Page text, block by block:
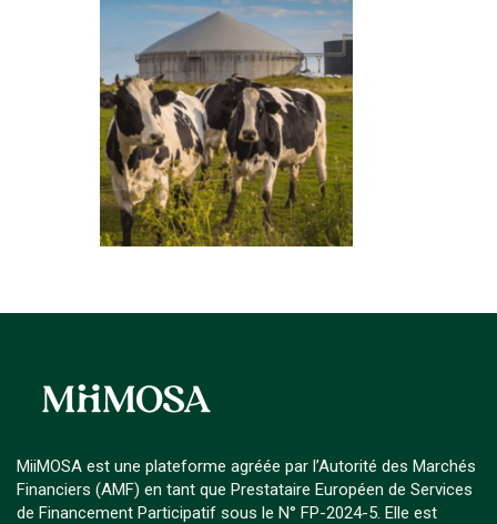
MiiMOSA est une plateforme agréée par l’Autorité des Marchés
Financiers (AMF) en tant que Prestataire Européen de Services
de Financement Participatif sous le N° FP-2024-5. Elle est